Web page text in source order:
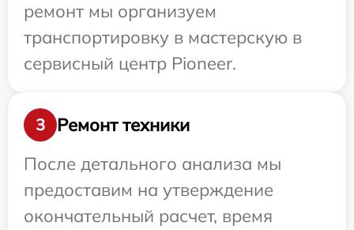
ремонт мы организуем
транспортировку в мастерскую в
сервисный центр Pioneer.
3
Ремонт техники
После детального анализа мы
предоставим на утверждение
окончательный расчет, время